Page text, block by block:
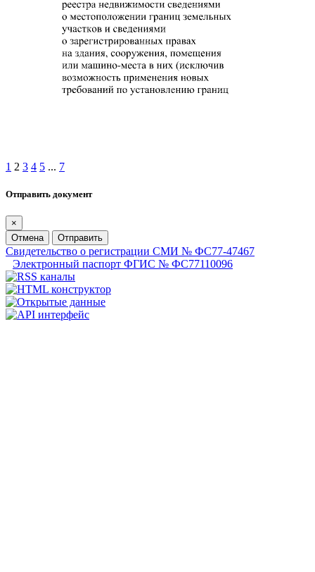
1 2 3 4 5 ... 7
Отправить документ
×
Отмена
Отправить
Свидетельство о регистрации СМИ № ФС77-47467
Электронный паспорт ФГИС № ФС77110096